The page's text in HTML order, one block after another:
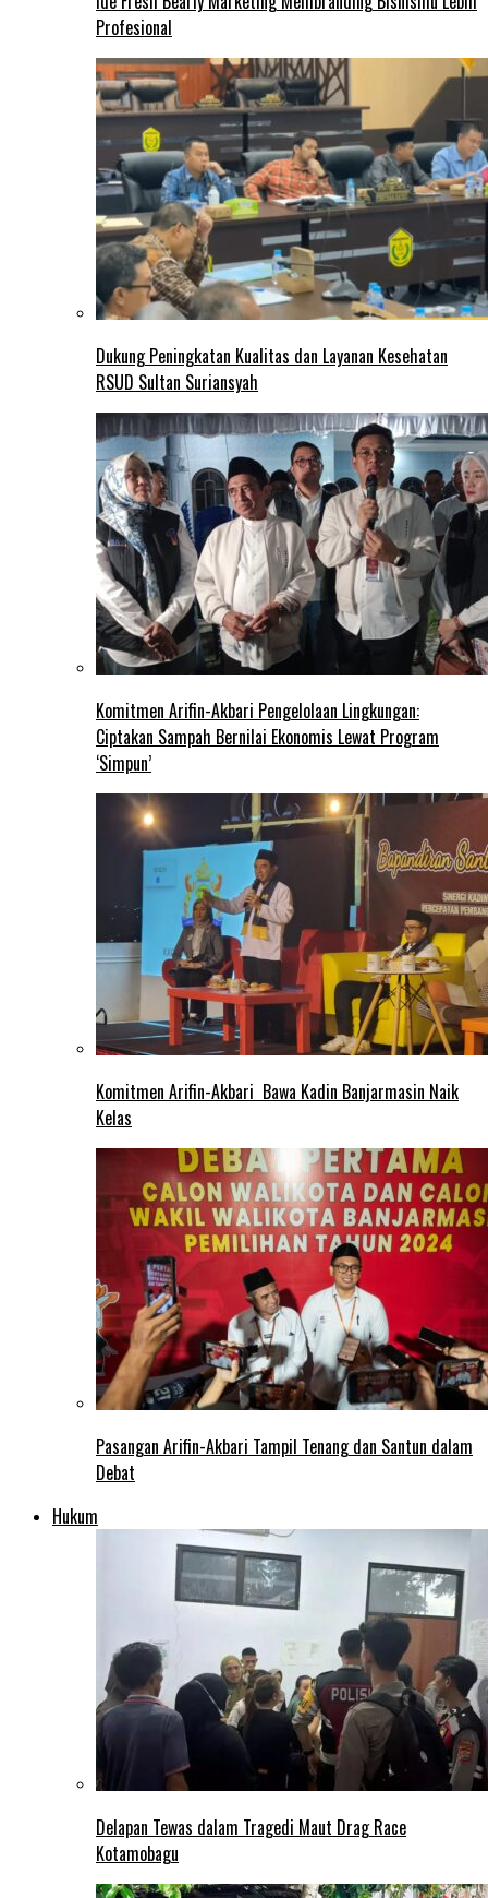
Profesional
Dukung Peningkatan Kualitas dan Layanan Kesehatan
RSUD Sultan Suriansyah
Komitmen Arifin-Akbari Pengelolaan Lingkungan:
Ciptakan Sampah Bernilai Ekonomis Lewat Program
‘Simpun’
Komitmen Arifin-Akbari Bawa Kadin Banjarmasin Naik
Kelas
Pasangan Arifin-Akbari Tampil Tenang dan Santun dalam
Debat
Hukum
Delapan Tewas dalam Tragedi Maut Drag Race
Kotamobagu